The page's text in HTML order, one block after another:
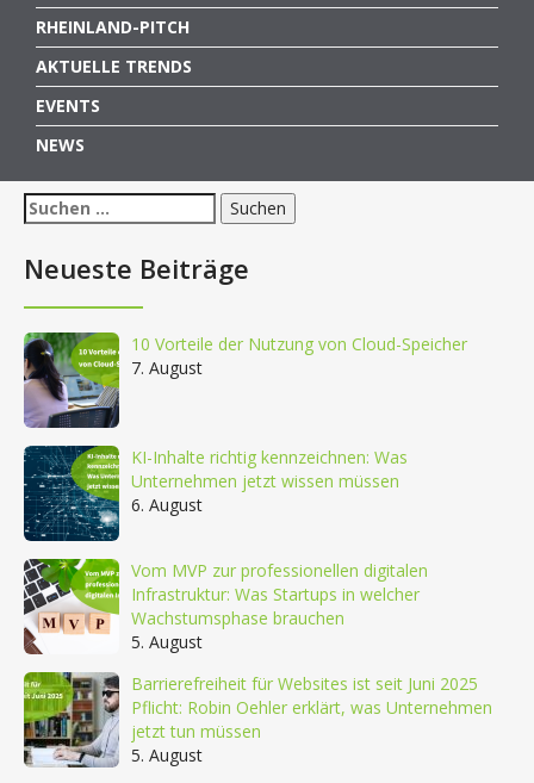
RHEINLAND-PITCH
AKTUELLE TRENDS
EVENTS
NEWS
Suchen
nach:
Neueste Beiträge
10 Vorteile der Nutzung von Cloud-Speicher
7. August
KI-Inhalte richtig kennzeichnen: Was
Unternehmen jetzt wissen müssen
6. August
Vom MVP zur professionellen digitalen
Infrastruktur: Was Startups in welcher
Wachstumsphase brauchen
5. August
Barrierefreiheit für Websites ist seit Juni 2025
Pflicht: Robin Oehler erklärt, was Unternehmen
jetzt tun müssen
5. August